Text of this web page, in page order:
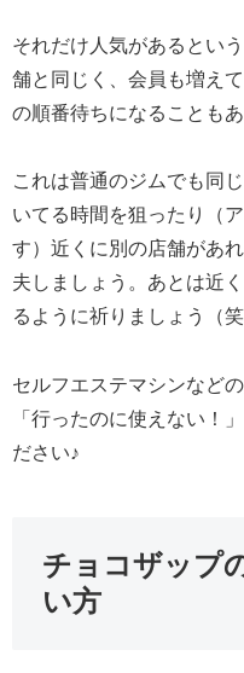
それだけ人気があるとい
舗と同じく、会員も増え
の順番待ちになることもあ
これは普通のジムでも同
いてる時間を狙ったり（
す）近くに別の店舗があ
夫しましょう。あとは近
るように祈りましょう（笑
セルフエステマシンなど
「行ったのに使えない！
ださい♪
チョコザップ
い方